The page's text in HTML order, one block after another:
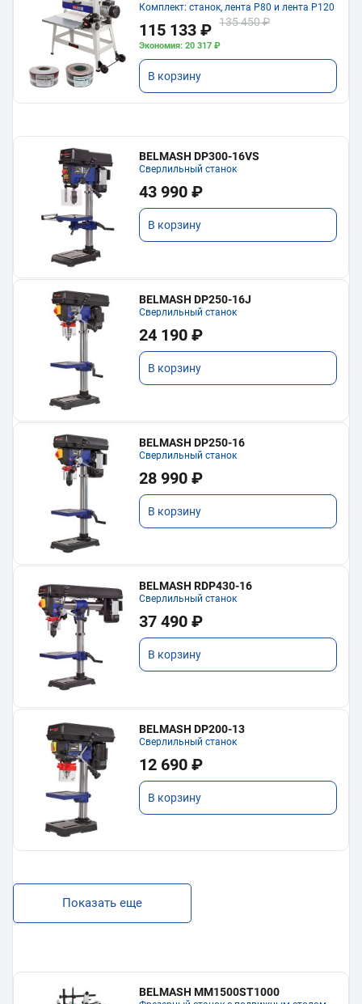
Комплект: станок, лента P80 и лента P120
115 133 ₽ 135 450 ₽
Экономия: 20 317 ₽
В корзину
BELMASH DP300-16VS
Сверлильный станок
43 990 ₽
В корзину
BELMASH DP250-16J
Сверлильный станок
24 190 ₽
В корзину
BELMASH DP250-16
Сверлильный станок
28 990 ₽
В корзину
BELMASH RDP430-16
Сверлильный станок
37 490 ₽
В корзину
BELMASH DP200-13
Сверлильный станок
12 690 ₽
В корзину
Показать еще
BELMASH MM1500ST1000